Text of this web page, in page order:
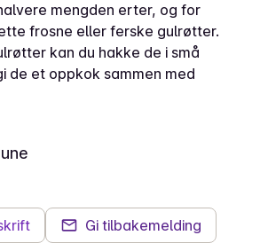
mengden erter, og for
frosne eller ferske gulrøtter.
kan du hakke de i små
de et oppkok sammen med
Gi tilbakemelding